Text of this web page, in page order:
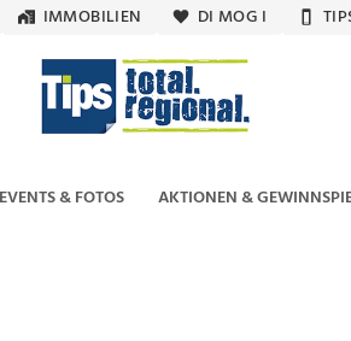
IMMOBILIEN DI MOG I
EVENTS & FOTOS AKTIONEN &